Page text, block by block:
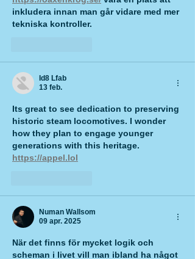
inkludera innan man går vidare med mer
tekniska kontroller.
Id8 Lfab
13 feb.
Its great to see dedication to preserving
historic steam locomotives. I wonder
how they plan to engage younger
generations with this heritage.
https://appel.lol
Numan Wallsom
09 apr. 2025
När det finns för mycket logik och
scheman i livet vill man ibland ha något